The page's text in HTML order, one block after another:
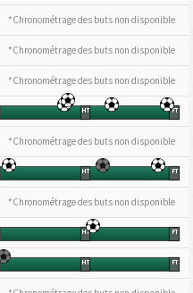
*Chronométrage des buts non disponible
*Chronométrage des buts non disponible
*Chronométrage des buts non disponible
HT FT
*Chronométrage des buts non disponible
HT FT
*Chronométrage des buts non disponible
HT FT
HT FT